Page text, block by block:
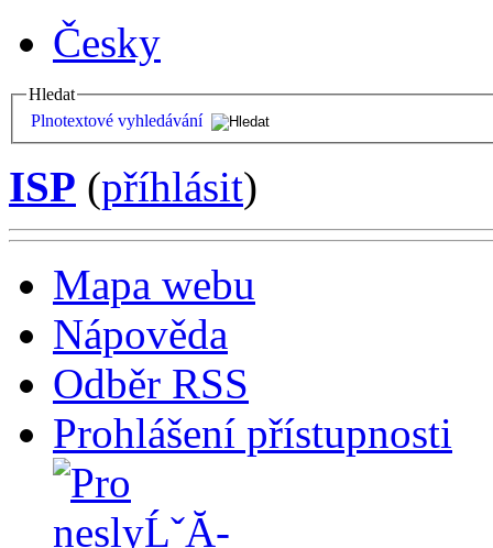
Česky
Hledat
Plnotextové vyhledávání
ISP (příhlásit)
Mapa webu
Nápověda
Odběr RSS
Prohlášení přístupnosti